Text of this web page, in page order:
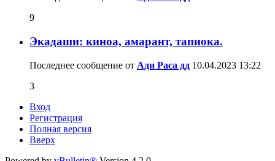
9
Экадаши: киноа, амарант, тапиока.
Последнее сообщение от Ади Раса дд 10.04.2023 13:22
3
Вход
Регистрация
Полная версия
Вверх